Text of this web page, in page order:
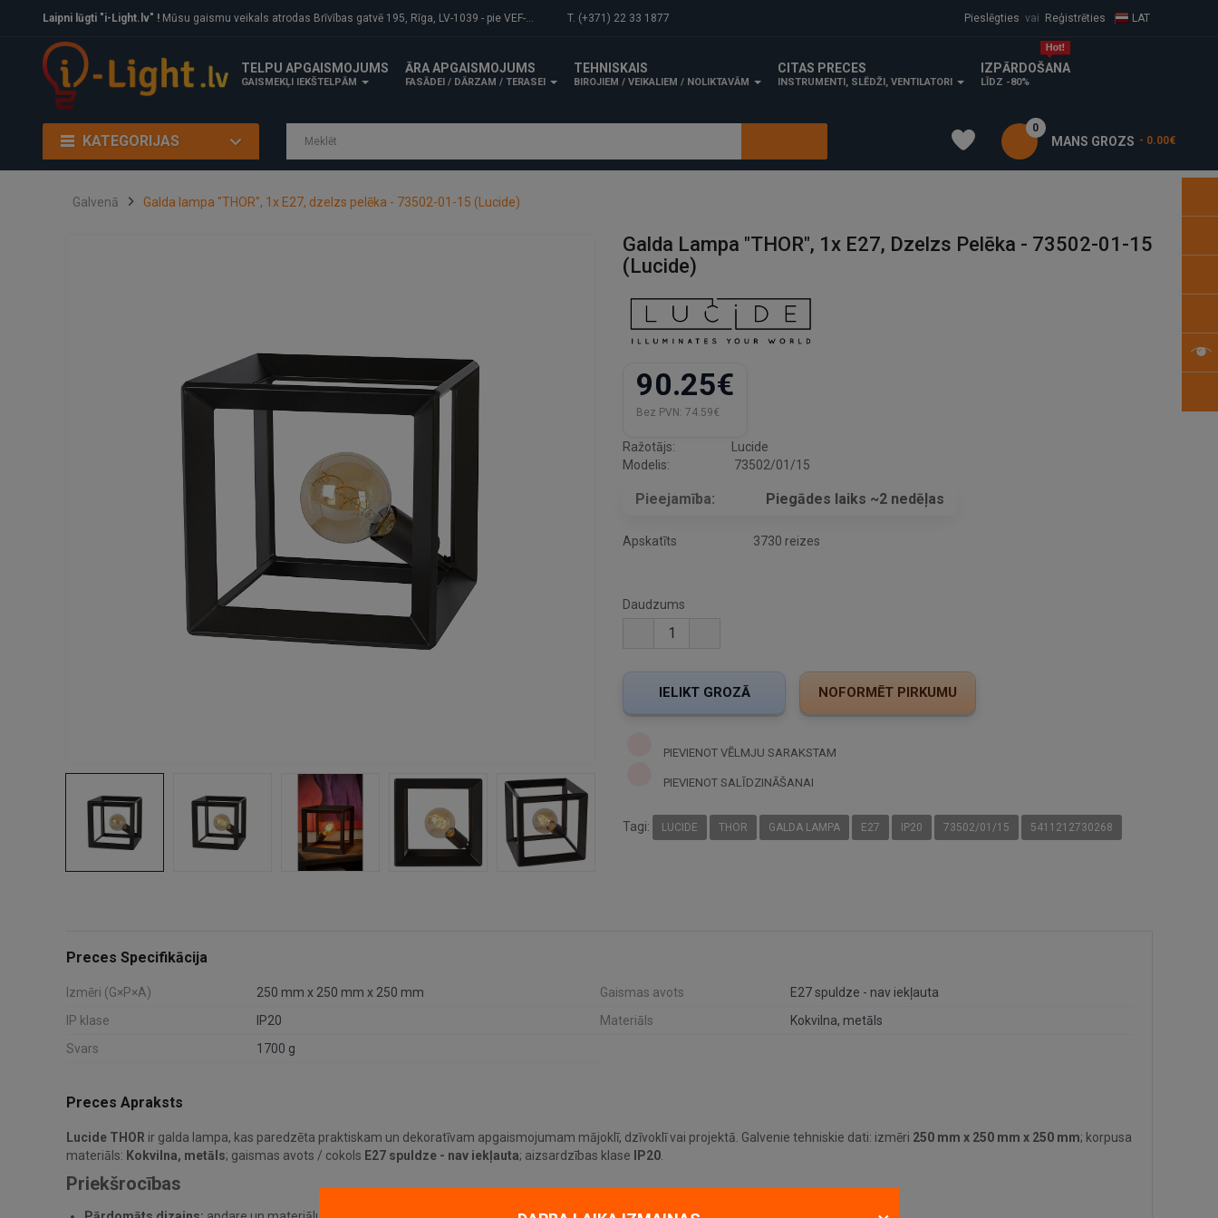
Laipni lūgti "i-Light.lv" ! Mūsu gaismu veikals atrodas Brīvības gatvē 195, Rīga, LV-1039 - pie VEF-Gaisa tilta. T. (+371) 22 33 1877 Pieslēgties vai Reģistrēties LAT
TELPU APGAISMOJUMS
GAISMEKĻI IEKŠTELPĀM
ĀRA APGAISMOJUMS
FASĀDEI / DĀRZAM / TERASEI
TEHNISKAIS
BIROJIEM / VEIKALIEM / NOLIKTAVĀM
CITAS PRECES
INSTRUMENTI, SLĒDŽI, VENTILATORI
IZPĀRDOŠANA
LĪDZ -80%
KATEGORIJAS MANS GROZS
0
- 0.00€
Galvenā Galda lampa "THOR", 1x E27, dzelzs pelēka - 73502-01-15 (Lucide)
Galda Lampa "THOR", 1x E27, Dzelzs Pelēka - 73502-01-15
(Lucide)
90.25€
Bez PVN: 74.59€
Ražotājs:
Lucide
Modelis:
73502/01/15
Pieejamība: Piegādes laiks ~2 nedēļas
Apskatīts 3730 reizes
Daudzums
PIEVIENOT VĒLMJU SARAKSTAM
PIEVIENOT SALĪDZINĀŠANAI
Tagi: LUCIDE THOR GALDA LAMPA E27 IP20 73502/01/15 5411212730268
Preces Specifikācija
Izmēri (G×P×A) 250 mm x 250 mm x 250 mm Gaismas avots
E27 spuldze - nav iekļauta
IP klase
IP20 Materiāls
Kokvilna, metāls
Svars
1700 g
Preces Apraksts
Lucide THOR ir galda lampa, kas paredzēta praktiskam un dekoratīvam apgaismojumam mājoklī, dzīvoklī vai projektā. Galvenie tehniskie dati: izmēri 250 mm x 250 mm x 250 mm; korpusa
materiāls: Kokvilna, metāls; gaismas avots / cokols E27 spuldze - nav iekļauta; aizsardzības klase IP20
Priekšrocības